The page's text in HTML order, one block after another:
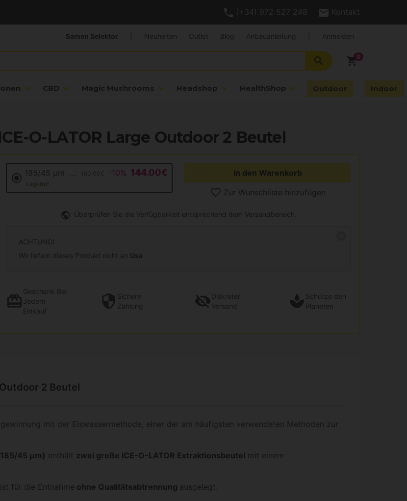
(+34) 972 527 248 Kontakt
shopping_cart
search
CBD Magic Mushrooms Headshop HealthShop Outdoor Indoor
Samen Selektor Neuheiten Outlet Blog Anbauanleitung Anmelden
O-LATOR Large Outdoor 2 Beutel
185/45 µm -10% 144.00€
Lagernd
In den Warenkorb
Zur Wunschliste hinzufügen
Überprüfen Sie die Verfügbarkeit entsprechend dem Versandbereich.
ACHTUNG!
Wir liefern dieses Produkt nicht an Usa
Geschenk Bei
Jedem
Einkauf
Sichere
Zahlung
Diskreter
Versand
Schütze den
Planeten
2 Beutel
mit der Eiswassermethode, einer der am häufigsten verwendeten Methoden zur
45 μm) enthält zwei große ICE-O-LATOR Extraktionsbeutel mit einem
ist für die Entnahme ohne Qualitätsabtrennung ausgelegt.